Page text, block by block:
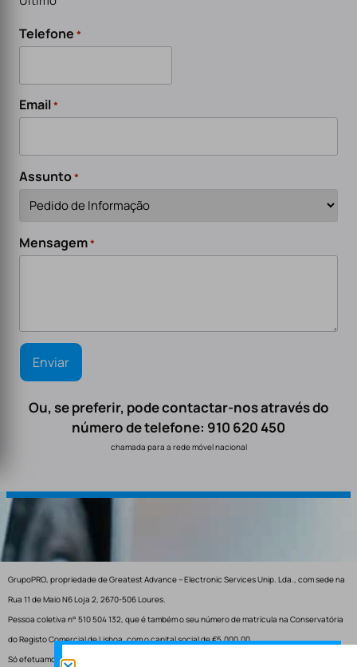
Telefone *
Email*
Assunto*
Mensagem*
Ou, se preferir, pode contactar-nos através do
número de telefone: 910 620 450
chamada para a rede móvel nacional
GrupoPRO, propriedade de Greatest Advance – Electronic Services Unip. Lda., com sede na
Rua 11 de Maio N6 Loja 2, 2670-506 Loures.
Pessoa coletiva n° 510 504 132, que é também o seu número de matrícula na Conservatória
do Registo Comercial de Lisboa, com o capital social de €5.000,00.
Só efetuamos entregas em Portugal.